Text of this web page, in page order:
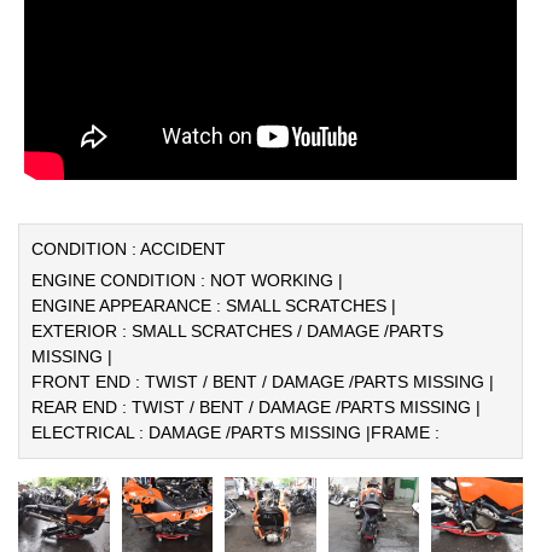
CONDITION : ACCIDENT
ENGINE CONDITION : NOT WORKING |
ENGINE APPEARANCE : SMALL SCRATCHES |
EXTERIOR : SMALL SCRATCHES / DAMAGE /PARTS
MISSING |
FRONT END : TWIST / BENT / DAMAGE /PARTS MISSING |
REAR END : TWIST / BENT / DAMAGE /PARTS MISSING |
ELECTRICAL : DAMAGE /PARTS MISSING |FRAME :